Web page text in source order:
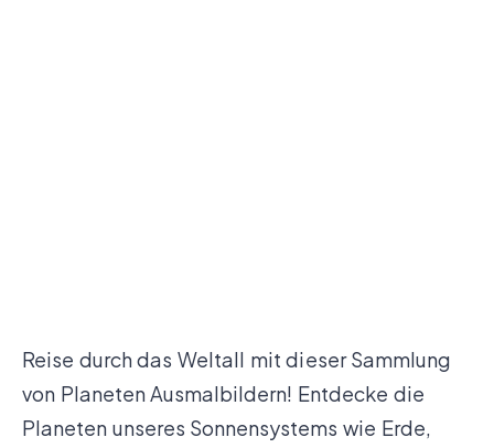
Reise durch das Weltall mit dieser Sammlung
von Planeten Ausmalbildern! Entdecke die
Planeten unseres Sonnensystems wie Erde,